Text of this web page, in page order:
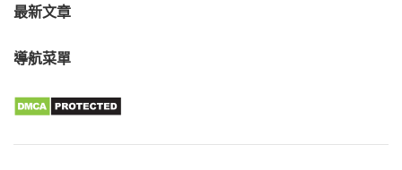
最新文章
導航菜單